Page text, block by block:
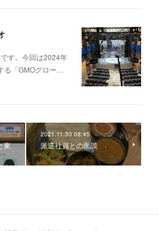
す。今回は2024年
「GMOグロー…
東
2021.11.30 08:45
派遣社員との面談